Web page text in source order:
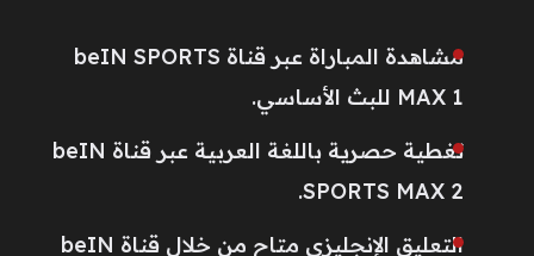
مشاهدة المباراة عبر قناة beIN SPORTS
MAX 1 للبث الأساسي.
تغطية حصرية باللغة العربية عبر قناة beIN
SPORTS MAX 2.
التعليق الإنجليزي متاح من خلال قناة beIN